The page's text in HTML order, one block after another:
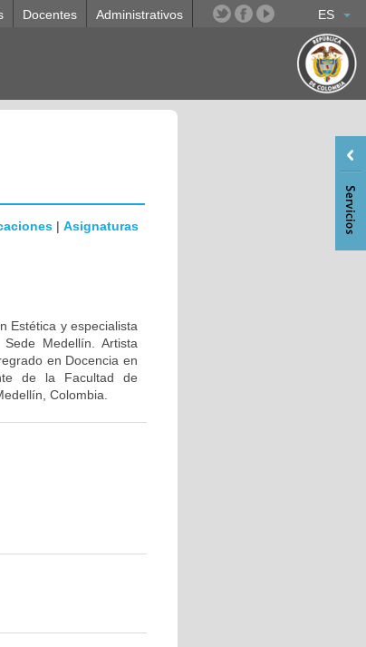
ES
Docentes Administrativos
| Asignaturas
Estética y especialista
Medellín. Artista
en Docencia en
de la Facultad de
Colombia.